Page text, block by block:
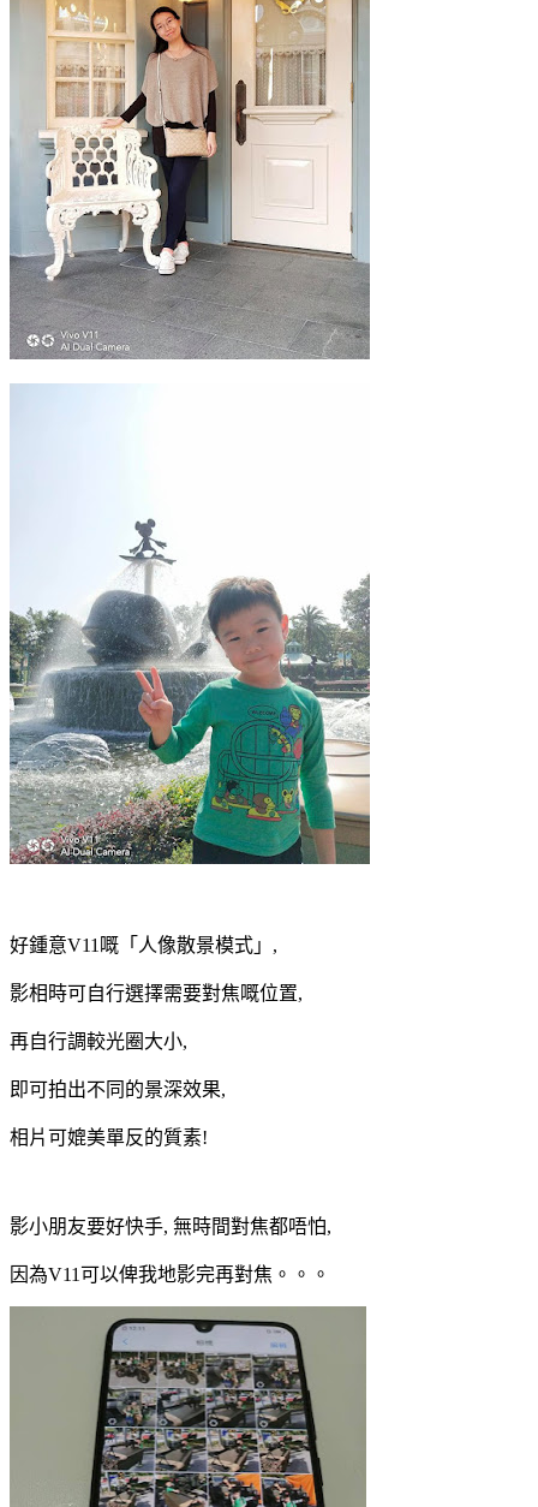
好鍾意V11嘅「人像散景模式」,
影相時可自行選擇需要對焦嘅位置,
再自行調較光圈大小,
即可拍出不同的景深效果,
相片可媲美單反的質素!
影小朋友要好快手, 無時間對焦都唔怕,
因為V11可以俾我地影完再對焦。。。